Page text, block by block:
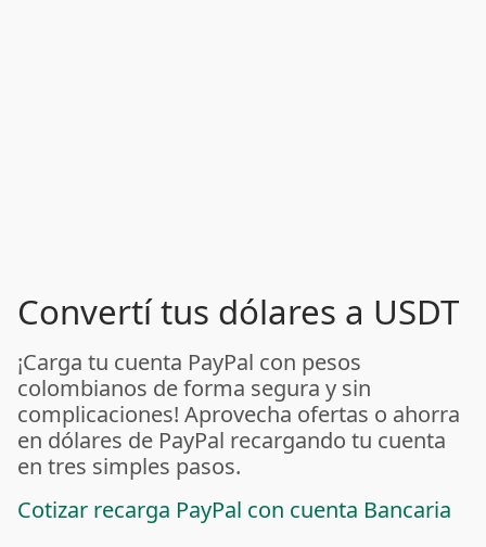
Convertí tus dólares a USDT
¡Carga tu cuenta PayPal con pesos
colombianos de forma segura y sin
complicaciones! Aprovecha ofertas o ahorra
en dólares de PayPal recargando tu cuenta
en tres simples pasos.
Cotizar recarga PayPal con cuenta Bancaria